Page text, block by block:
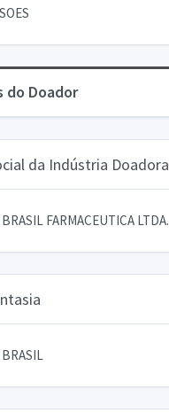
do Doador
da Indústria Doadora
FARMACEUTICA LTDA.